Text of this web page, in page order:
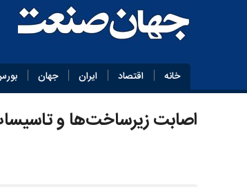
خانه اقتصاد ایران جهان
اصابت زیرساخت‌ها و